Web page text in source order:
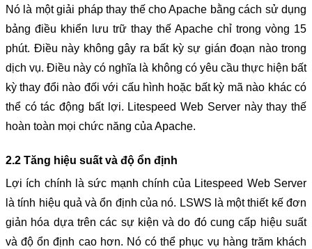
Nó là một giải pháp thay thế cho Apache bằng cách sử dụng
bảng điều khiển lưu trữ thay thế Apache chỉ trong vòng 15
phút. Điều này không gây ra bất kỳ sự gián đoạn nào trong
dịch vụ. Điều này có nghĩa là không có yêu cầu thực hiện bất
kỳ thay đổi nào đối với cấu hình hoặc bất kỳ mã nào khác có
thể có tác động bất lợi. Litespeed Web Server này thay thế
hoàn toàn mọi chức năng của Apache.
2.2 Tăng hiệu suất và độ ổn định
Lợi ích chính là sức mạnh chính của Litespeed Web Server
là tính hiệu quả và ổn định của nó. LSWS là một thiết kế đơn
giản hóa dựa trên các sự kiện và do đó cung cấp hiệu suất
và độ ổn định cao hơn. Nó có thể phục vụ hàng trăm khách